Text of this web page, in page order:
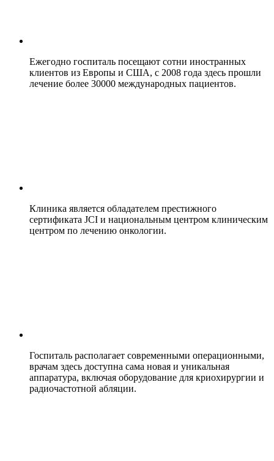
Ежегодно госпиталь посещают сотни иностранных
клиентов из Европы и США, с 2008 года здесь прошли
лечение более 30000 международных пациентов.
Клиника является обладателем престижного
сертификата JCI и национальным центром клиническим
центром по лечению онкологии.
Госпиталь располагает современными операционными,
врачам здесь доступна сама новая и уникальная
аппаратура, включая оборудование для криохирургии и
радиочастотной абляции.